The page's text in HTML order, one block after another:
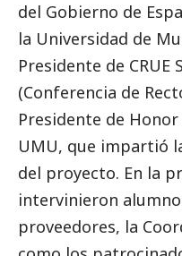
del Gobierno de
la Universidad de
Presidente de CRUE
(Conferencia de
Presidente de Honor
UMU, que impartió
del proyecto. En la
intervinieron
proveedores, la